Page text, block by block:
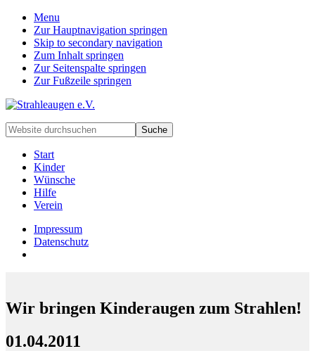
Menu
Zur Hauptnavigation springen
Skip to secondary navigation
Zum Inhalt springen
Zur Seitenspalte springen
Zur Fußzeile springen
Handarbeiten
für
besondere
Kinder
deren
Familien
Website
durchsuchen
Start
Kinder
Wünsche
Hilfe
Verein
Impressum
Datenschutz
Wir bringen Kinderaugen zum Strahlen!
01.04.2011